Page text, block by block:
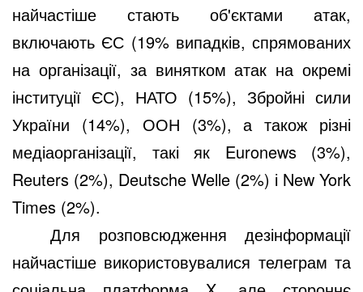
найчастіше стають об'єктами атак,
включають ЄС (19% випадків, спрямованих
на організації, за винятком атак на окремі
інституції ЄС), НАТО (15%), Збройні сили
України (14%), ООН (3%), а також різні
медіаорганізації, такі як Euronews (3%),
Reuters (2%), Deutsche Welle (2%) і New York
Times (2%).
Для розповсюдження дезінформації
найчастіше використовувалися телеграм та